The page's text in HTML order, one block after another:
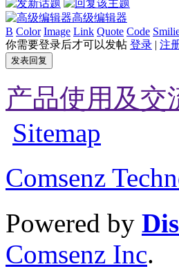
高级编辑器
B Color Image Link Quote Code
你需要登录后才可以发帖 登录 | 注
发表回复
产品使用及交
Sitemap
Comsenz
Powered by
Comsenz Inc.